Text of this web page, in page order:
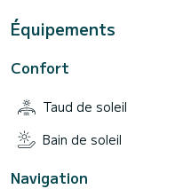
Équipements
Confort
Taud de soleil
Bain de soleil
Navigation